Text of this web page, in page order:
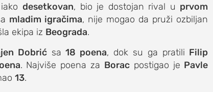
desetkovan, bio je dostojan rival u prvom
mladim igračima, nije mogao da pruži ozbiljan
ekipa iz Beograda.
Dobrićsa18 poena, dok su ga pratili Filip
. Najviše poena za Boracpostigao je Pavle
13.